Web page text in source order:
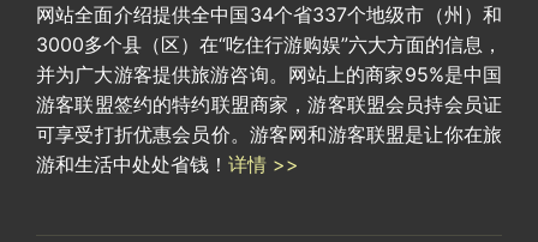
网站全面介绍提供全中国34个省337个地级市（州）和
3000多个县（区）在“吃住行游购娱”六大方面的信息，
并为广大游客提供旅游咨询。网站上的商家95%是中国
游客联盟签约的特约联盟商家，游客联盟会员持会员证
可享受打折优惠会员价。游客网和游客联盟是让你在旅
游和生活中处处省钱！ 详情 >>